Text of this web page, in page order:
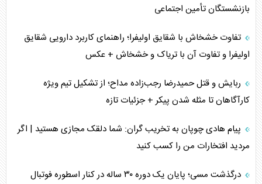
بازنشستگان تأمین اجتماعی
تفاوت خشخاش با شقایق اولیفرا؛ راهنمای کاربرد دارویی شقایق
اولیفرا و تفاوت آن با تریاک و خشخاش + عکس
ربایش و قتل حمیدرضا رجب‌زاده مداح؛ از تشکیل تیم ویژه
کارآگاهان تا مثله شدن پیکر + جزئیات تازه
پیام هادی چوپان به تخریب گران: شما دلقک مجازی هستید | اگر
مردید افتخارات من را کسب کنید
درگذشت مسی؛ پایان یک دوره ۳۰ ساله در کنار اسطوره فوتبال